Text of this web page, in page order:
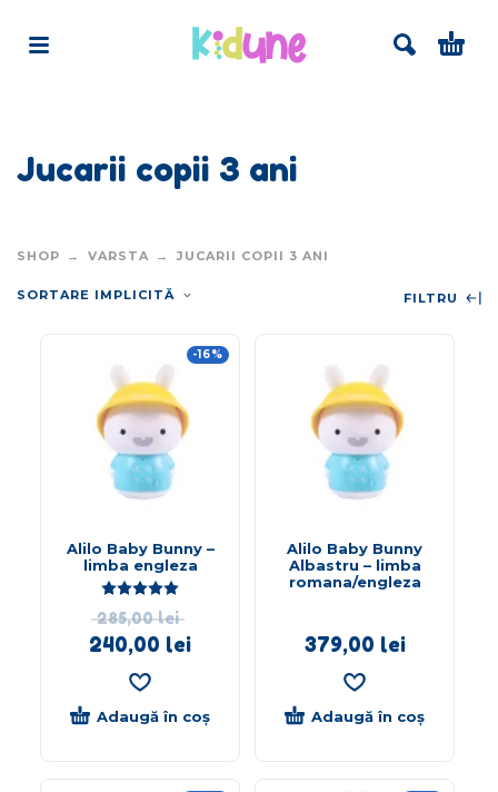
Jucarii copii 3 ani
SHOP VARSTA JUCARII COPII 3 ANI
SORTARE IMPLICITĂ FILTRU
-16%
Alilo Baby Bunny –
limba engleza
din 5
285,00lei
240,00 lei
Adaugă în coș
Alilo Baby Bunny
Albastru – limba
romana/engleza
379,00 lei
Adaugă în coș